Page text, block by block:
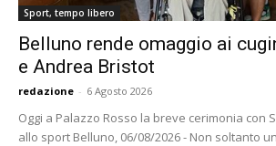
Sport, tempo libero
Belluno rende omaggio ai
e Andrea Bristot
redazione - 6 Agosto 2026
Oggi a Palazzo Rosso la breve cerimonia con
allo sport Belluno, 06/08/2026 - Non soltanto